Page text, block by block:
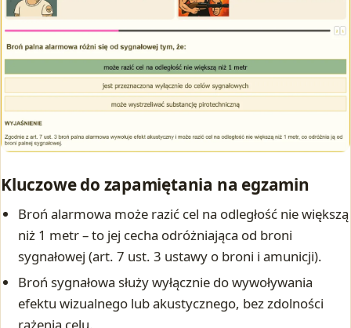
Kluczowe do zapamiętania na egzamin
Broń alarmowa może razić cel na odległość nie większą
niż 1 metr – to jej cecha odróżniająca od broni
sygnałowej (art. 7 ust. 3 ustawy o broni i amunicji).
Broń sygnałowa służy wyłącznie do wywoływania
efektu wizualnego lub akustycznego, bez zdolności